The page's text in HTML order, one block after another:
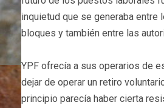
inquietud que se generaba entre
bloques y también entre las
YPF ofrecía a sus operarios de
dejar de operar un retiro
principio parecía haber cierta